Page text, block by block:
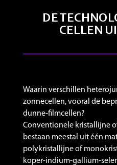
DE
CELLEN
Waarin verschillen
zonnecellen, vooral de
dunne-filmcellen?
Conventionele kristallijne
bestaan meestal uit één
polykristallijne of
koper-indium-gallium-